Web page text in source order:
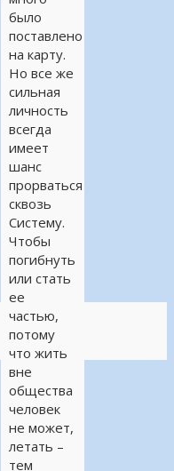
было
поставлено
на карту.
Но все же
сильная
личность
всегда
имеет
шанс
прорваться
сквозь
Систему.
Чтобы
погибнуть
или стать
ее
частью,
потому
что жить
вне
общества
человек
не может,
летать –
тем